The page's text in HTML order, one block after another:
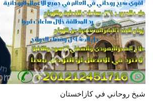
شيخ روحاني في كازاخستان